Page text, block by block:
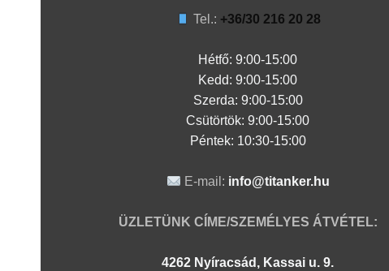
Tel.: +36/30 216 20 28
Hétfő: 9:00-15:00
Kedd:9:00-15:00
Szerda: 9:00-15:00
Csütörtök:9:00-15:00
Péntek: 10:30-15:00
E-mail: info@titanker.hu
ÜZLETÜNK CÍME/SZEMÉLYES ÁTVÉTEL:
4262 Nyíracsád, Kassai u. 9.